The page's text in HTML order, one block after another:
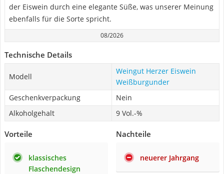
der Eiswein durch eine elegante Süße, was unserer Meinung
ebenfalls für die Sorte spricht.
08/2026
Technische Details
Modell
Weingut Herzer Eiswein
Weißburgunder
Geschenkverpackung
Nein
Alkoholgehalt
9 Vol.-%
Vorteile
klassisches
Flaschendesign
Nachteile
neuerer Jahrgang